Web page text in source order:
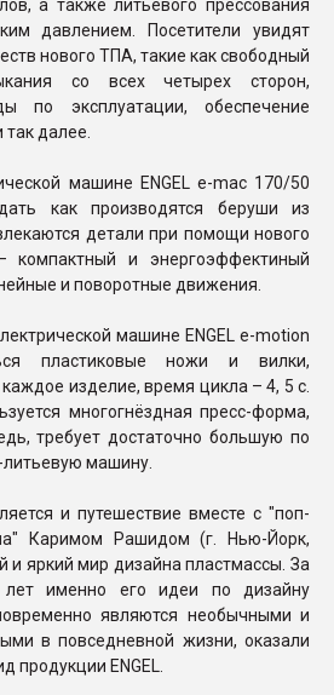
а также литьевого прессования
давлением. Посетители увидят
нового ТПА, такие как свободный
со всех четырех сторон,
по эксплуатации, обеспечение
далее.
машине ENGEL e-mac 170/50
как производятся беруши из
детали при помощи нового
компактный и энергоэффектиный
и поворотные движения.
машине ENGEL e-motion
пластиковые ножи и вилки,
изделие, время цикла – 4, 5 с.
многогнёздная пресс-форма,
требует достаточно большую по
машину.
и путешествие вместе с "поп-
Каримом Рашидом (г. Нью-Йорк,
и яркий мир дизайна пластмассы. За
лет именно его идеи по дизайну
являются необычными и
в повседневной жизни, оказали
продукции ENGEL.